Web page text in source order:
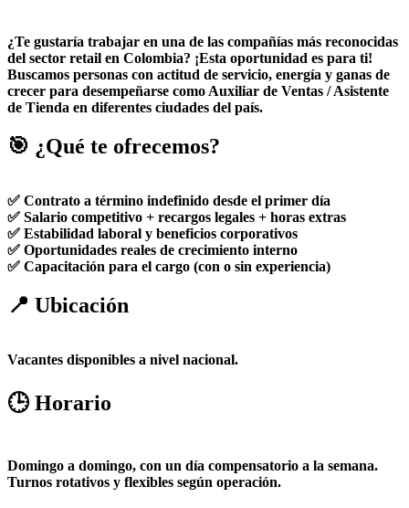
¿Te gustaría trabajar en una de las compañías más reconocidas
del sector retail en Colombia? ¡Esta oportunidad es para ti!
Buscamos personas con actitud de servicio, energía y ganas de
crecer para desempeñarse como Auxiliar de Ventas / Asistente
de Tienda en diferentes ciudades del país.
🎯 ¿Qué te ofrecemos?
✅ Contrato a término indefinido desde el primer día
✅ Salario competitivo + recargos legales + horas extras
✅ Estabilidad laboral y beneficios corporativos
✅ Oportunidades reales de crecimiento interno
✅ Capacitación para el cargo (con o sin experiencia)
📍 Ubicación
Vacantes disponibles a nivel nacional.
🕒 Horario
Domingo a domingo, con un día compensatorio a la semana.
Turnos rotativos y flexibles según operación.